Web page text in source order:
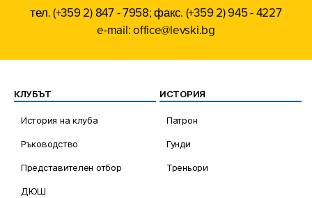
тел. (+359 2) 847 - 7958; факс. (+359 2) 945 - 4227
e-mail: office@levski.bg
КЛУБЪТ
История на клуба
Ръководство
Представителен отбор
ДЮШ
ИСТОРИЯ
Патрон
Гунди
Треньори